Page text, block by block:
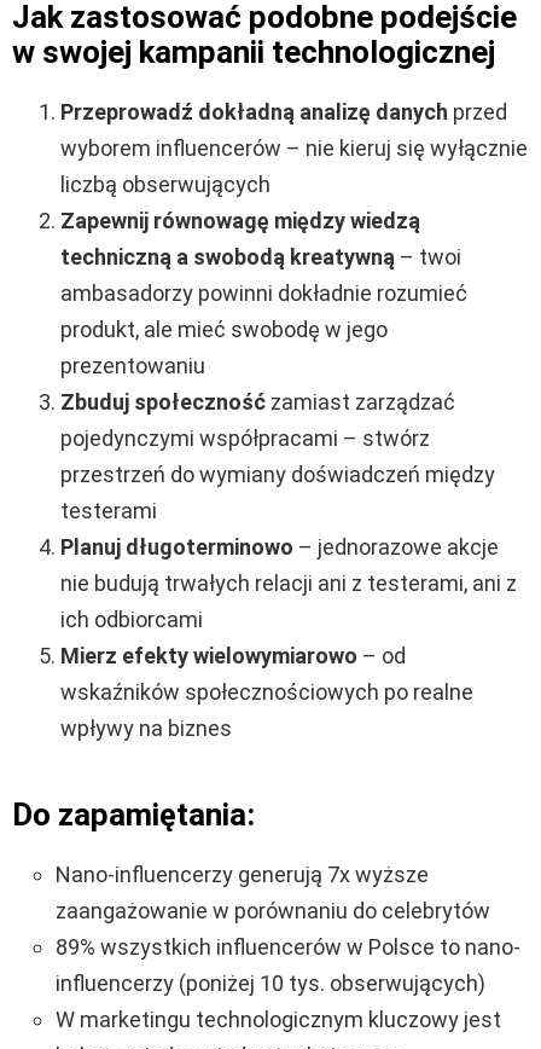
Jak zastosować podobne podejście
w swojej kampanii technologicznej
Przeprowadź dokładną analizę danych przed
wyborem influencerów – nie kieruj się wyłącznie
liczbą obserwujących
Zapewnij równowagę między wiedzą
techniczną a swobodą kreatywną – twoi
ambasadorzy powinni dokładnie rozumieć
produkt, ale mieć swobodę w jego
prezentowaniu
Zbuduj społeczność zamiast zarządzać
pojedynczymi współpracami – stwórz
przestrzeń do wymiany doświadczeń między
testerami
Planuj długoterminowo – jednorazowe akcje
nie budują trwałych relacji ani z testerami, ani z
ich odbiorcami
Mierz efekty wielowymiarowo – od
wskaźników społecznościowych po realne
wpływy na biznes
Do zapamiętania:
Nano-influencerzy generują 7x wyższe
zaangażowanie w porównaniu do celebrytów
89% wszystkich influencerów w Polsce to nano-
influencerzy (poniżej 10 tys. obserwujących)
W marketingu technologicznym kluczowy jest